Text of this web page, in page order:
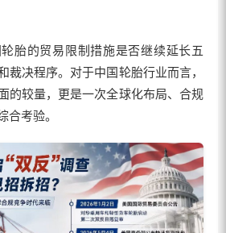
胎的贸易限制措施是否继续延长五
裁决程序。对于中国轮胎行业而言，
的较量，更是一次全球化布局、合规
合考验。